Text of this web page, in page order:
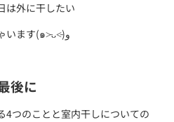
は外に干したい
といった方の願いも叶っちゃいます(๑˃̵ᴗ˂̵)و
後に
4つのことと室内干しについての